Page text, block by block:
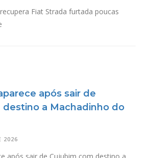
Fiat Strada furtada poucas
após sair de
destino a Machadinho do
2026